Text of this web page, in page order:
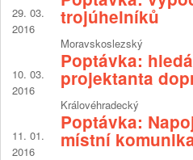
29. 03.
2016
trojúhelníků
Moravskoslezský
10. 03.
2016
Poptávka:
projektanta
Královéhradecký
11. 01.
2016
Poptávka:
místní